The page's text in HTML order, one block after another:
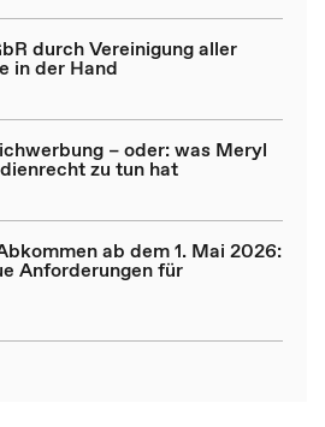
durch Vereinigung aller
in der Hand
– oder: was Meryl
zu tun hat
ab dem 1. Mai 2026:
Anforderungen für